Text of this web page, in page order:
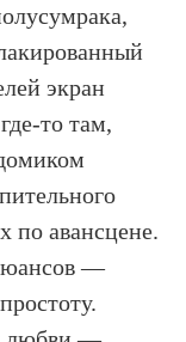
экран
то там,
по авансцене.
—